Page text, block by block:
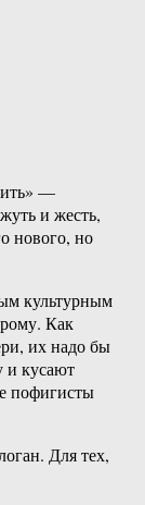
—
и жесть,
нового, но
культурным
Как
их надо бы
и кусают
пофигисты
Для тех,